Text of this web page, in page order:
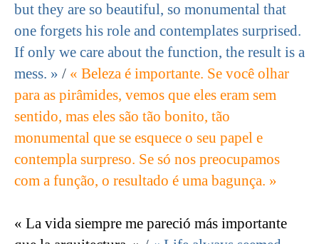
but they are so beautiful, so monumental that
one forgets his role and contemplates surprised.
If only we care about the function, the result is a
mess. » / « Beleza é importante. Se você olhar
para as pirâmides, vemos que eles eram sem
sentido, mas eles são tão bonito, tão
monumental que se esquece o seu papel e
contempla surpreso. Se só nos preocupamos
com a função, o resultado é uma bagunça. »
« La vida siempre me pareció más importante